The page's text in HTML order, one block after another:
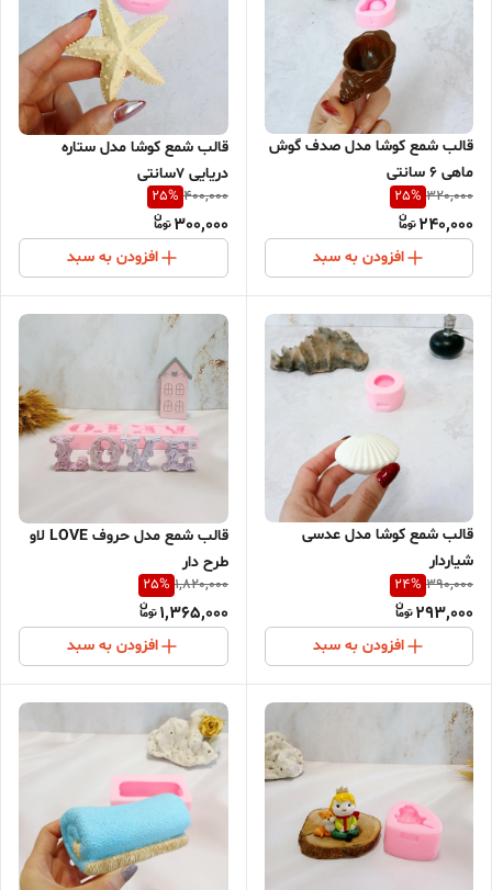
قالب شمع کوشا مدل صدف گوش
ماهی 6 سانتی
320,000
25%
240,000
افزودن به سبد
قالب شمع کوشا مدل ستاره
دریایی 7سانتی
400,000
25%
300,000
افزودن به سبد
قالب شمع کوشا مدل عدسی
شیاردار
390,000
24%
293,000
افزودن به سبد
قالب شمع مدل حروف LOVE لاو
طرح دار
1,820,000
25%
1,365,000
افزودن به سبد